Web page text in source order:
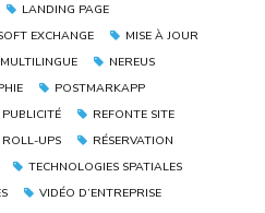
LANDING PAGE
EXCHANGE
MISE À JOUR
MULTILINGUE
NEREUS
POSTMARKAPP
PUBLICITÉ
REFONTE SITE
ROLL-UPS
RÉSERVATION
TECHNOLOGIES SPATIALES
VIDÉO D’ENTREPRISE